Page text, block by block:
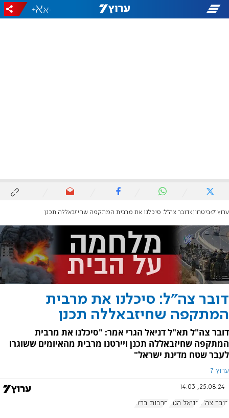
-
+
ערוץ 7 ביטחון דובר צה"ל: סיכלנו את מרבית המתקפה שחיזבאללה תכנן
דובר צה"ל: סיכלנו את מרבית
המתקפה שחיזבאללה תכנן
דובר צה"ל תא"ל דניאל הגרי אמר: "סיכלנו את מרבית
המתקפה שחיזבאללה תכנן ויירטנו מרבית מהאיומים ששוגרו
לעבר שטח מדינת ישראל"
ערוץ 7
25.08.24, 14:03
דובר צה"ל דניאל הגרי חרבות ברזל